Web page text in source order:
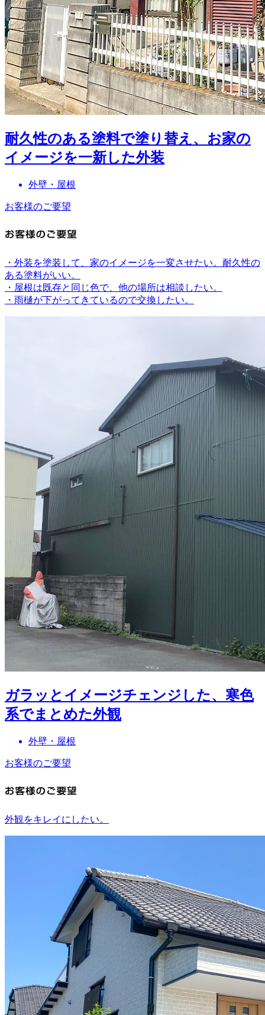
耐久性のある塗料で塗り替え、お家の
イメージを一新した外装
外壁・屋根
お客様のご要望
・外装を塗装して、家のイメージを一変させたい。耐久性の
ある塗料がいい。
・屋根は既存と同じ色で、他の場所は相談したい。
・雨樋が下がってきているので交換したい。
ガラッとイメージチェンジした、寒色
系でまとめた外観
外壁・屋根
お客様のご要望
外観をキレイにしたい。